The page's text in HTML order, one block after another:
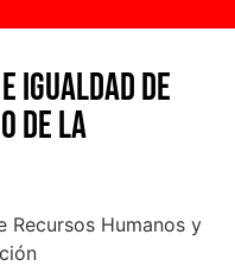
igualdad de
de la